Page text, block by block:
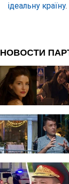
ідеальну країну.